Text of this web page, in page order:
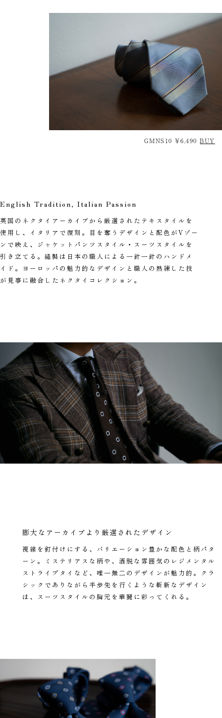
GMNS10 ¥6,490BUY
English Tradition, Italian Passion
英国のネクタイアーカイブから厳選されたテキスタイルを
使用し、イタリアで復刻。目を奪うデザインと配色がVゾー
ンで映え、ジャケットパンツスタイル・スーツスタイルを
引き立てる。縫製は日本の職人による一針一針のハンドメ
イド。ヨーロッパの魅力的なデザインと職人の熟練した技
が見事に融合したネクタイコレクション。
膨大なアーカイブより厳選されたデザイン
視線を釘付けにする、バリエーション豊かな配色と柄パタ
ーン。ミステリアスな柄や、洒脱な雰囲気のレジメンタル
ストライプタイなど、唯一無二のデザインが魅力的。クラ
シックでありながら半歩先を行くような斬新なデザイン
は、スーツスタイルの胸元を華麗に彩ってくれる。